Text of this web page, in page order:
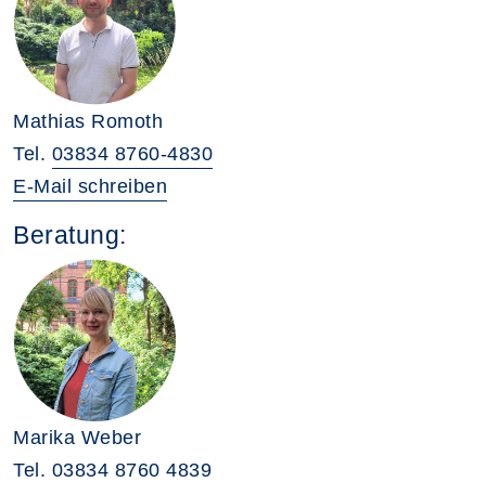
Mathias Romoth
Tel. 03834 8760-4830
E-Mail schreiben
Beratung:
Marika Weber
Tel. 03834 8760 4839